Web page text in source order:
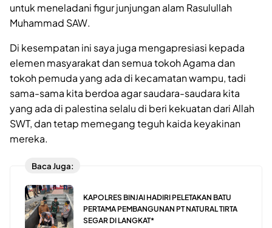
untuk meneladani figur junjungan alam Rasulullah
Muhammad SAW.
Di kesempatan ini saya juga mengapresiasi kepada
elemen masyarakat dan semua tokoh Agama dan
tokoh pemuda yang ada di kecamatan wampu, tadi
sama-sama kita berdoa agar saudara-saudara kita
yang ada di palestina selalu di beri kekuatan dari Allah
SWT, dan tetap memegang teguh kaida keyakinan
mereka.
Baca Juga:
KAPOLRES BINJAI HADIRI PELETAKAN BATU
PERTAMA PEMBANGUNAN PT NATURAL TIRTA
SEGAR DI LANGKAT*